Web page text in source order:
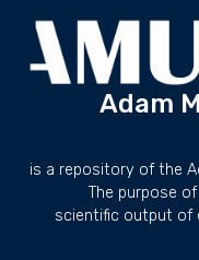
Adam
is a repository of the
The purpose
scientific output of